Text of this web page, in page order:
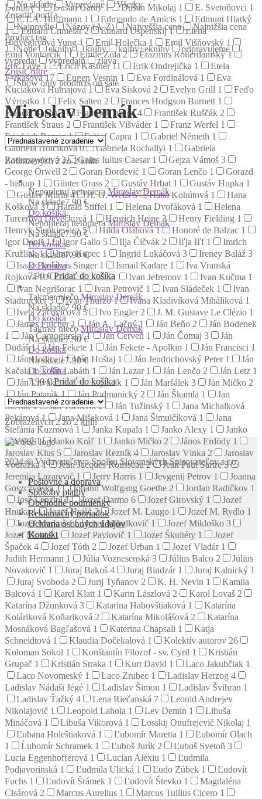
Danilov1 Dušan Garay1 Dušan Mikolaj 1 E. Svetoňovci 1
E.T.A. Hoffmann 1 Edmondo de Amicis 1
Edmunt Hlatký
1
Eduard Chmelár2 Eduard Uspenskij1
Elena
Hidvéghyová Yung1 Emil Holečka 1 Emil Višňovský 1
Emil Vontorčík1 Émile Zola2 Erazmus Rotterdamský1
Eric Faye1 Erich Kästner11 Erik Ondrejička 1
Etela
Farkašová17 Eugen Vesnin 1 Eva Fordinálová 1
Eva
Kuciaková Humajová1 Eva Sisková 2 Evelyn Grill 1
Feďo
Výrostko 1 Felix Salten 2 Frances Hodgson Burnett 1
Francis Bacon1 František Juriga4 František Ruščák 2
František Štraus 2 František Višváder 1 Franz Werfel 1
Friedrich Romig1 Fritjof Capra 1 Gabriel Németh 1
Gabriela Holčíková0 Gabriela Rochallyi 1
Gabriela
Rothmayerová 2 Gaius Iulius Caesar 1 Gejza Vámoš 3
George Orwell 2 Goran Đorđević 1 Goran Lenčo 1
Gorazd
- biskup 1 Günter Grass 2 Gustáv Hrbat 1 Gustáv Hupka 1
Gustáv Murín4 H. G. Wells5 Hana Kohútová 1
Hana
Košková3 Harald Stiffel 1 Helena Dvořáková 1
Helena
Turcerová Devečková 1 Henrich Heine 3 Henry Fielding 1
Henryk Sienkiewicz5 Hilda Oláhová1 Honoré de Balzac 1
Igor Daniš1 Igor Gallo 5 Ilja Čičvák 2 Iľja Iľf 1
Imrich
Kružliak1 Imro Kupec 1 Ingrid Lukáčová 3 Ireney Baláž 3
Isaac Bashevis Singer 1 Ismail Kadare 1
Iva Vranská
Rojková10 Ivan Izakovič1 Ivan Jefremov 1 Ivan Kučma 1
Ivan Negrišorac 1 Ivan Petrovič 1 Ivan Sládeček 1
Ivan
Stadtrucker3 Ivan Thurzo1 Ivana Kladivíková Miháliková 1
Iveta Zaťovičová5 Ivo Engler 2 J. M. Gustave Le Clézio 1
James Fulcher1 Ján A. Lačný1 Ján Beňo 2
Ján Bodenek
1
Ján Čarnogurský1 Ján Červeň 1 Ján Čomaj 3
Ján
Dudáš1 Ján Fekete 1 Ján Fekete - Apolkin 1 Ján Francisci 1
Ján Hnilica1 Ján Hoštaj 1 Ján Jendrichovský Peter 1
Ján
Kačala1 Ján Labáth 1 Ján Lazar 1 Ján Lenčo 2 Ján Letz 1
Ján Litvák1 Ján Majerník 1 Ján Maršálek 3 Ján Mičko 2
Ján Patarák1 Ján Podmanický 2 Ján Škamla 1
Jan
Slovák1 Ján Tazberík2 Ján Tužinský 1
Jana Michalková
Pekárová 1 Jana Mišeková 1 Jana Šimulčíková 1
Jana
Štefánia Kuzmová 1 Janka Kupala 1 Janko Alexy 1
Janko
Jesenký1 Janko Kráľ 1 Janko Mičko 2 János Erdödy 1
Jaroslav Klus 5 Jaroslav Rezník 4 Jaroslav Vlnka 2
Jaroslav
Vodrážka1 Jean Jacques Rousseau2 Jean Paul Sartre3
Jeremija Lazarevič1 Jerry Harris 1 Jevgenij Petrov 1
Joanna
Goszczyńska1 Johann Wolfgang Goethe 2 Jordan Radičkov 1
José Lenzini1 Jozef Darmo 6 Jozef Girovský 1
Jozef
Hnitka1 Jozef Hvišč2 Jozef M. Laugo 1 Jozef M. Rydlo 1
Jozef Markuš1 Jozef Mihalkovič 1 Jozef Mikloško 3
Jozef Mokoš1 Jozef Pavlovič 1 Jozef Škultéty 1
Jozef
Špaček 4 Jozef Tóth 2 Jozef Urban 1 Jozef Vladár 1
Judith Hermann 1 Júlia Voznesenská 3 Július Balco 2
Július
Novakovič 1 Juraj Bakoš 4 Juraj Bindzár 1 Juraj Kalnický 1
Juraj Svoboda 2 Jurij Tyňanov 2 K. H. Nevin 1
Kamila
Balcová 1 Karel Klatt 1 Karin Lászlová 2 Karol Lovaš 2
Katarína Džunková 3 Katarína Habovštiaková 1
Katarína
Koláriková Koňariková 2 Katarína Mikolášová 2
Katarína
Mosnáková Bagľašová 1 Katerina Chapsali 1
Katja
Schneidtová 1 Klaudia Dočekalová 1 Kolektív autorov 26
Koloman Sokol 1 Konštantín Filozof - sv. Cyril 1
Kristián
Grupač 1 Kristián Straka 1 Kurt David 1 Laco Jakubčiak 1
Laco Novomeský 1 Laco Zrubec 1 Ladislav Herzog 4
Ladislav Nádaši Jégé 1 Ladislav Šimon 1 Ladislav Švihran 1
Ladislav Ťažký 4 Lena Riečanská 7
Leonid Andrejev
Nikolajovič 1 Leopold Lahola 1 Lev Demin 1
Libuša
Mináčová 1 Libuša Vikorová 1 Losskij Onufrejevič Nikolaj 1
Ľubana Holeštiaková 1 Ľubomír Maretta 1
Ľubomír Olach
1
Ĺubomír Schramek 1 Ľuboš Jurík 2 Ľuboš Svetoň 3
Lucia Eggenhofferová 1 Lucian Alexiu 1
Ľudmila
Podjavorinská 1 Ľudmila Ulická 1 Ľudo Zúbek 1
Ľudovít
Fuchs 1 Ľudovít Šrámek 1 Ľudovít Števko 1
Magdaléna
Cisárová 2 Marcus Aurelius 1 Marcus Tullius Cicero 1
Na sklade
Vypredané
Všetky
Zoradiť podľa
Najnovšie
Názov (A-Z) Najvyššia cena
Najnižšia cena
Product tag
None
eknihy knihy knihy+eknihy
pripravujeme
vypredaj
vypredajň
zlava
Zrušiť filtre
Show only products on sale
Miroslav Demák
Zobrazených 2 zo 2 kníh
Nepopieraj netopiera Miroslav Demák
Na sklade7.90 €
Do košíka
Nepopieraj netopiera Miroslav Demák
Na sklade7.90 €
Do košíka
Na sklade7.90 €
Do košíka
7.90€ Pridať do košíka
Takmer niečo Miroslav Demák
Na sklade7.90 €
Do košíka
Takmer niečo Miroslav Demák
Na sklade7.90 €
Do košíka
Na sklade7.90 €
Do košíka
7.90€ Pridať do košíka
Zobrazených 2 zo 2 kníh
2024 © Vydavateľstvo Spolku Slovenských Spisovateľov s.r.o.
Poštovné a doprava
Spôsoby platby
Obchodné podmienky
Reklamačný poriadok
Ochrana osobných údajov
Kontakt